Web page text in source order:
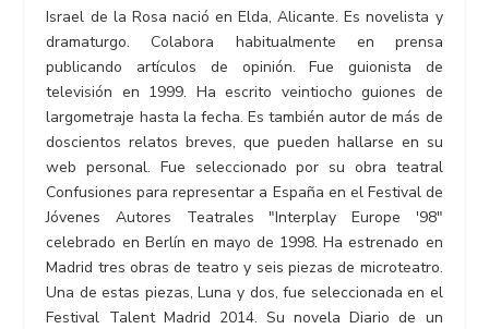
Israel de la Rosa nació en Elda, Alicante. Es novelista y
dramaturgo. Colabora habitualmente en prensa
publicando artículos de opinión. Fue guionista de
televisión en 1999. Ha escrito veintiocho guiones de
largometraje hasta la fecha. Es también autor de más de
doscientos relatos breves, que pueden hallarse en su
web personal. Fue seleccionado por su obra teatral
Confusiones para representar a España en el Festival de
Jóvenes Autores Teatrales "Interplay Europe '98"
celebrado en Berlín en mayo de 1998. Ha estrenado en
Madrid tres obras de teatro y seis piezas de microteatro.
Una de estas piezas, Luna y dos, fue seleccionada en el
Festival Talent Madrid 2014. Su novela Diario de un